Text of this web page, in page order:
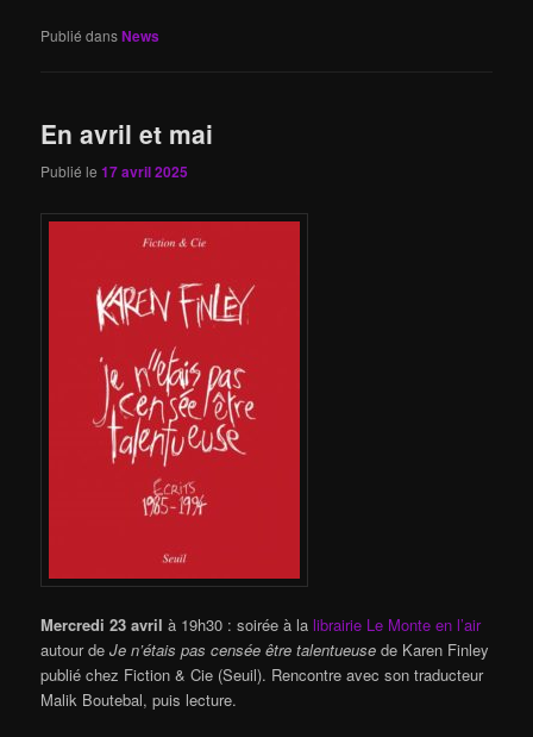
Publié dansNews
En avril et mai
Publié le17 avril 2025
Mercredi 23 avril à 19h30 : soirée à la librairie Le Monte en l’air
autour deJe n’étais pas censée être talentueuse de Karen Finley
publié chez Fiction & Cie (Seuil). Rencontre avec son traducteur
Malik Boutebal, puis lecture.